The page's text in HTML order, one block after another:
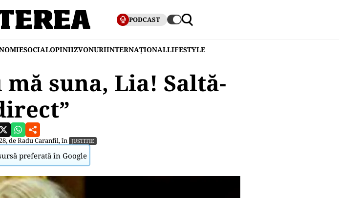
PODCAST
SOCIALOPINIIZVONURIINTERNAȚIONALLIFESTYLE
suna, Lia! Saltă-
deRadu Caranfil, în JUSTITIE
preferată în Google